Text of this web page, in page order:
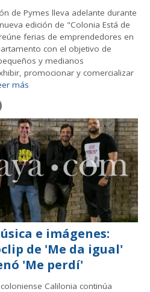
de Pymes lleva adelante durante
edición de "Colonia Está de
ferias de emprendedores en
con el objetivo de
y medianos
promocionar y comercializar
más
e imágenes:
de 'Me da igual'
'Me perdí'
Calilonia continúa